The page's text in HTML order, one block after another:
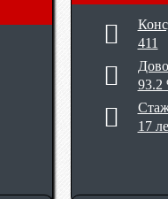
411
93.2
17